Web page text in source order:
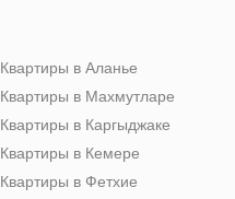
Квартиры в Аланье
Квартиры в Махмутларе
Квартиры в Каргыджаке
Квартиры в Кемере
Квартиры в Фетхие